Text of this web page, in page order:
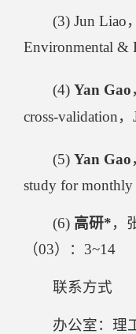
(3) Jun Liao
Environmental &
(4)Yan Gao
cross-validation
(5)Yan Gao
study for monthly
(6) 高研*，
（03）：3~14
联系方式
办公室：理